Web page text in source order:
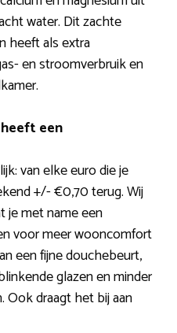
water. Dit zachte
heeft als extra
en stroomverbruik en
een
van elke euro die je
+/- €0,70 terug. Wij
je met name een
voor meer wooncomfort
een fijne douchebeurt,
glazen en minder
Ook draagt het bij aan